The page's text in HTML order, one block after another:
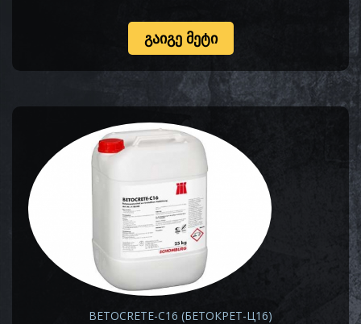
ᲒᲐᲘᲒᲔ ᲛᲔᲢᲘ
BETOCRETE-C16 (БЕТОКРЕТ-Ц16)